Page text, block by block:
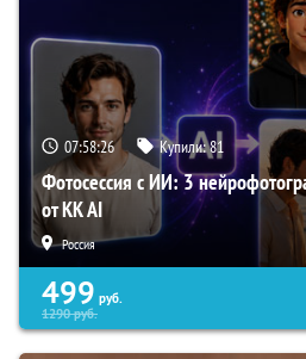
07:58:25 Купили:81
Фотосессия с ИИ: 3
от KK AI
Россия
499 руб.
1290руб.